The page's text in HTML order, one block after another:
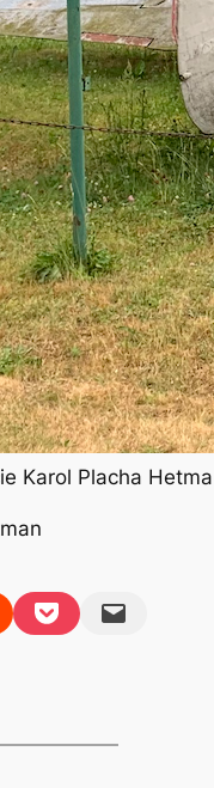
Karol Placha
RedditShare on PocketEmail this Page